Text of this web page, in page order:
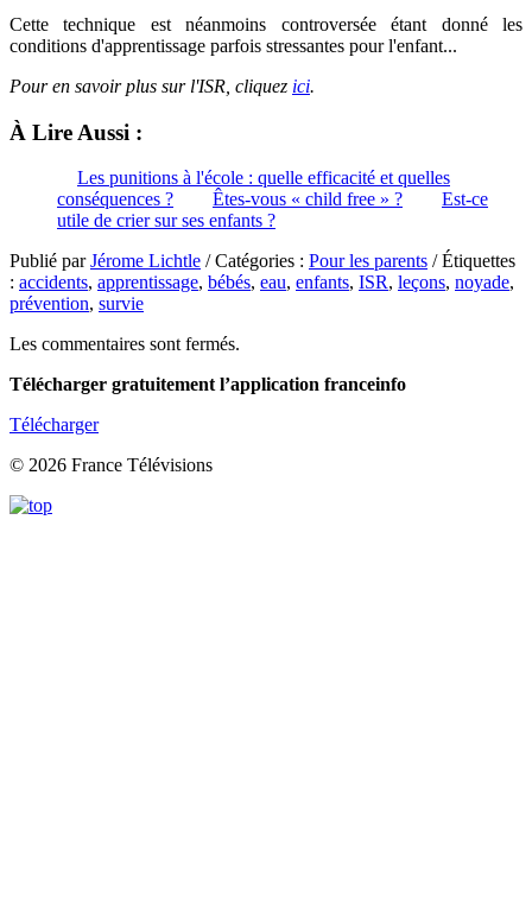
Cette technique est néanmoins controversée étant donné les
conditions d'apprentissage parfois stressantes pour l'enfant...
Pour en savoir plus sur l'ISR, cliquez ici.
À Lire Aussi :
Les punitions à l'école : quelle efficacité et quelles
conséquences ?
Êtes-vous « child free » ?
Est-ce
utile de crier sur ses enfants ?
Publié parJérome Lichtle / Catégories : Pour les parents / Étiquettes
: accidents, apprentissage, bébés, eau, enfants, ISR, leçons, noyade,
prévention, survie
Les commentaires sont fermés.
Télécharger gratuitement l’application franceinfo
Télécharger
© 2026 France Télévisions